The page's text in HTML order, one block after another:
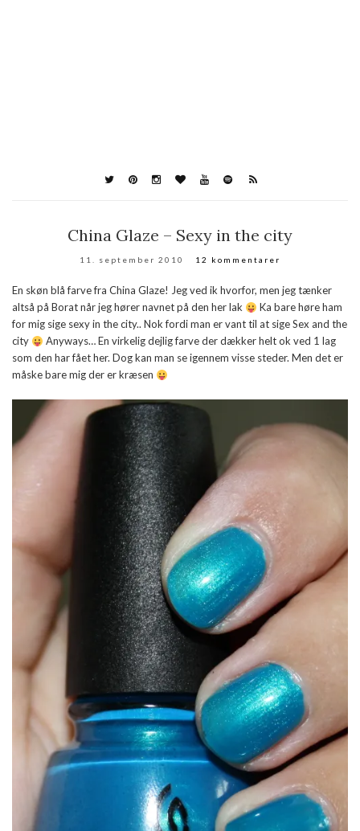
China Glaze – Sexy in the city
11. september 2010 12 kommentarer
En skøn blå farve fra China Glaze! Jeg ved ik hvorfor, men jeg tænker
altså på Borat når jeg hører navnet på den her lak
Ka bare høre ham
for mig sige sexy in the city.. Nok fordi man er vant til at sige Sex and the
city
Anyways… En virkelig dejlig farve der dækker helt ok ved 1 lag
som den har fået her. Dog kan man se igennem visse steder. Men det er
måske bare mig der er kræsen